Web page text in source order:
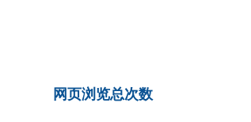
网页浏览总次数